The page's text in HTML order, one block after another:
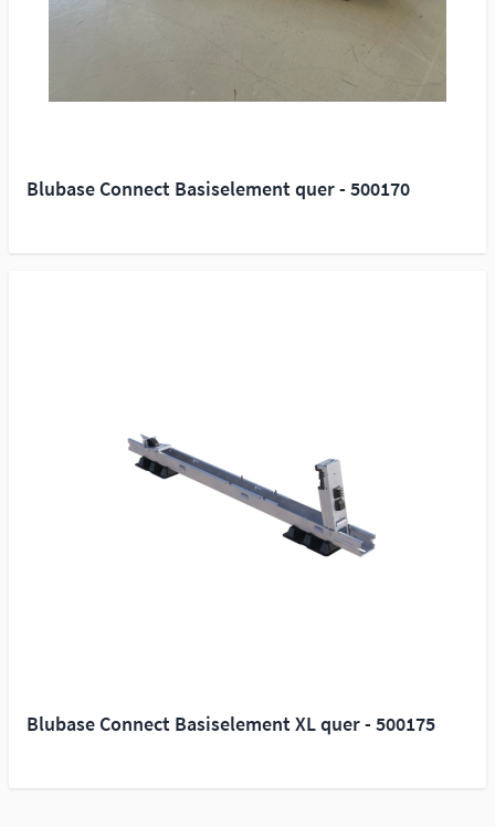
Blubase Connect Basiselement quer - 500170
Blubase Connect Basiselement XL quer - 500175